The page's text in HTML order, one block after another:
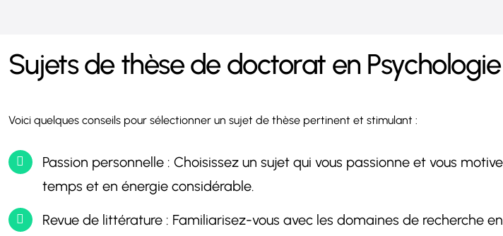
Sujets de thèse de doctorat en Psychologie
Voici quelques conseils pour sélectionner un sujet de thèse pertinent et stimulant :
Passion personnelle : Choisissez un sujet qui vous passionne et vous
temps et en énergie considérable.
Revue de littérature : Familiarisez-vous avec les domaines de recherche